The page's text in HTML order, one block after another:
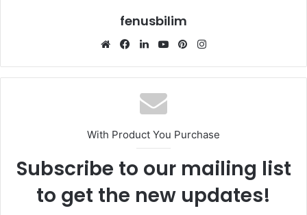
fenusbilim
Web
Facebook
LinkedInYouTubePinterest
With Product You Purchase
Subscribe to our mailing list
to get the new updates!